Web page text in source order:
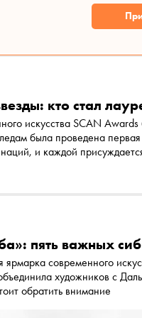
кто стал
искусства SCAN
Сибири ярмарка совриска SCAN FAIR . С этого года в
и каждой
пять важных
ярмарка современного
художников с
обратить внимание